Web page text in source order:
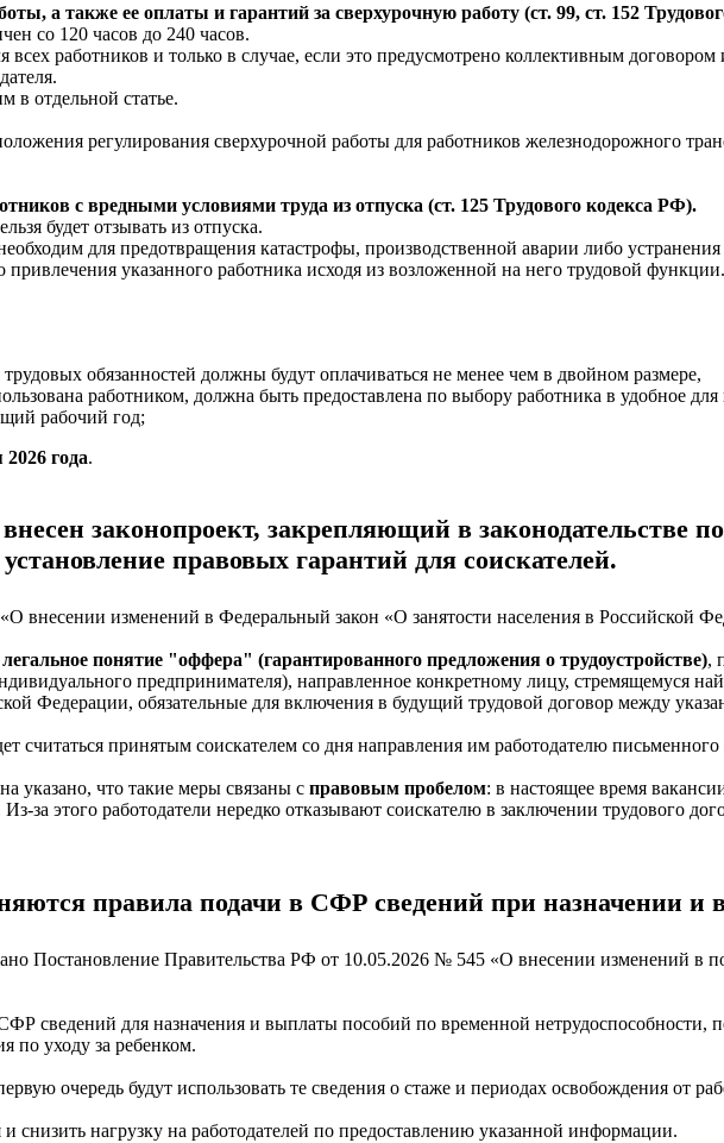
а также ее оплаты и гарантий за сверхурочную работу (ст. 99, ст. 152
со 120 часов до 240 часов.
работников и только в случае, если это предусмотрено коллективным
в отдельной статье.
регулирования сверхурочной работы для работников железнодорожного
с вредными условиями труда из отпуска (ст. 125 Трудового кодекса РФ).
будет отзывать из отпуска.
для предотвращения катастрофы, производственной аварии либо
указанного работника исходя из возложенной на него трудовой функции.
обязанностей должны будут оплачиваться не менее чем в двойном размере,
работником, должна быть предоставлена по выбору работника в удобное
рабочий год;
2026 года.
законопроект, закрепляющий в законодательстве
правовых гарантий для соискателей.
внесении изменений в Федеральный закон «О занятости населения в Российской
легальное понятие "оффера" (гарантированного предложения о трудоустройстве),
предпринимателя), направленное конкретному лицу, стремящемуся
Федерации, обязательные для включения в будущий трудовой договор между
считаться принятым соискателем со дня направления им работодателю
указано, что такие меры связаны с правовым пробелом: в настоящее время
Из-за этого работодатели нередко отказывают соискателю в заключении трудового
правила подачи в СФР сведений при назначении и
Постановление Правительства РФ от 10.05.2026 № 545 «О внесении изменений в
сведений для назначения и выплаты пособий по временной нетрудоспособности,
по уходу за ребенком.
очередь будут использовать те сведения о стаже и периодах освобождения от
снизить нагрузку на работодателей по предоставлению указанной информации.